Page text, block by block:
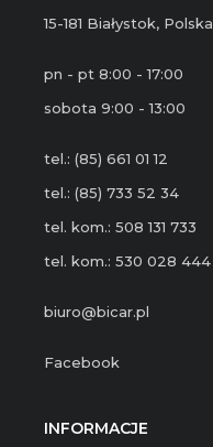
15-181 Białystok, Polska
pn - pt 8:00 - 17:00
sobota 9:00 - 13:00
tel.: (85) 661 01 12
tel.: (85) 733 52 34
tel. kom.: 508 131 733
tel. kom.: 530 028 444
biuro@bicar.pl
Facebook
INFORMACJE